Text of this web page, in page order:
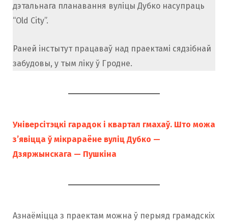
дэтальнага планавання вуліцы Дубко насупраць
“Old City”.
Раней інстытут працаваў над праектамі сядзібнай
забудовы, у тым ліку ў Гродне.
Універсітэцкі гарадок і квартал гмахаў. Што можа
з’явіцца ў мікрараёне вуліц Дубко —
Дзяржынскага — Пушкіна
Азнаёміцца ​​з праектам можна ў перыяд грамадскіх